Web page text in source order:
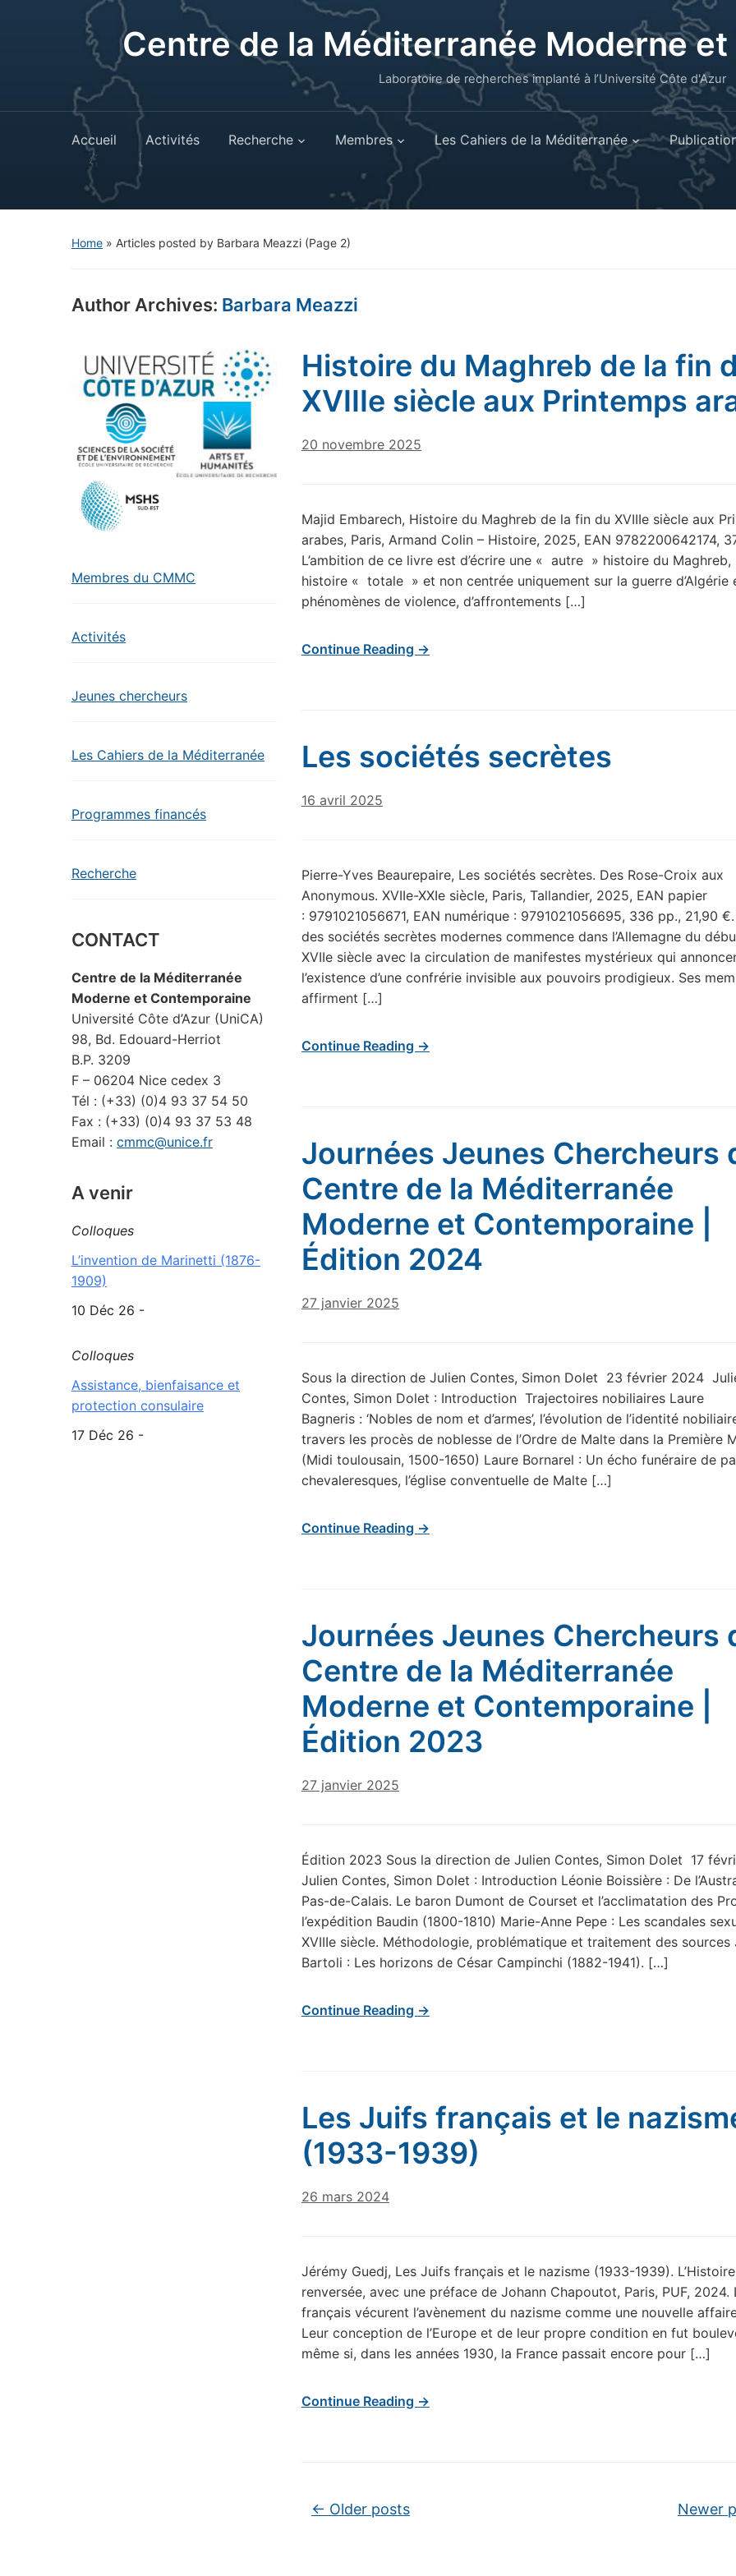
Centre de la Méditerranée Moderne
Laboratoire de recherches implanté à l’Université Côte d'Azur
Accueil Activités Recherche Membres Les Cahiers de la Méditerranée
Home » Articles posted by Barbara Meazzi (Page 2)
Author Archives: Barbara Meazzi
Membres du CMMC
Activités
Jeunes chercheurs
Les Cahiers de la Méditerranée
Programmes financés
Recherche
CONTACT
Centre de la Méditerranée
Moderne et Contemporaine
Université Côte d’Azur (UniCA)
98, Bd. Edouard-Herriot
B.P. 3209
F – 06204 Nice cedex 3
Tél : (+33) (0)4 93 37 54 50
Fax : (+33) (0)4 93 37 53 48
Email : cmmc@unice.fr
A venir
Colloques
L’invention de Marinetti (1876-
1909)
10 Déc 26 -
Colloques
Assistance, bienfaisance et
protection consulaire
17 Déc 26 -
Histoire du Maghreb de la fin
XVIIIe siècle aux Printemps
20 novembre 2025
Majid Embarech, Histoire du Maghreb de la fin du XVIIIe siècle aux
arabes, Paris, Armand Colin – Histoire, 2025, EAN 9782200642174,
L’ambition de ce livre est d’écrire une « autre » histoire du Maghreb,
histoire « totale » et non centrée uniquement sur la guerre d’Algérie
phénomènes de violence, d’affrontements […]
Continue Reading →
Les sociétés secrètes
16 avril 2025
Pierre-Yves Beaurepaire, Les sociétés secrètes. Des Rose-Croix aux
Anonymous. XVIIe-XXIe siècle, Paris, Tallandier, 2025, EAN papier
: 9791021056671, EAN numérique : 9791021056695, 336 pp., 21,90 €.
des sociétés secrètes modernes commence dans l’Allemagne du
XVIIe siècle avec la circulation de manifestes mystérieux qui
l’existence d’une confrérie invisible aux pouvoirs prodigieux. Ses
affirment […]
Continue Reading →
Journées Jeunes Chercheurs
Centre de la Méditerranée
Moderne et Contemporaine |
Édition 2024
27 janvier 2025
Sous la direction de Julien Contes, Simon Dolet 23 février 2024
Contes, Simon Dolet : Introduction Trajectoires nobiliaires Laure
Bagneris : ‘Nobles de nom et d’armes’, l’évolution de l’identité
travers les procès de noblesse de l’Ordre de Malte dans la Première
(Midi toulousain, 1500-1650) Laure Bornarel : Un écho funéraire de
chevaleresques, l’église conventuelle de Malte […]
Continue Reading →
Journées Jeunes Chercheurs
Centre de la Méditerranée
Moderne et Contemporaine |
Édition 2023
27 janvier 2025
Édition 2023 Sous la direction de Julien Contes, Simon Dolet 17
Julien Contes, Simon Dolet : Introduction Léonie Boissière : De
Pas-de-Calais. Le baron Dumont de Courset et l’acclimatation des
l’expédition Baudin (1800-1810) Marie-Anne Pepe : Les scandales
XVIIIe siècle. Méthodologie, problématique et traitement des sources
Bartoli : Les horizons de César Campinchi (1882-1941). […]
Continue Reading →
Les Juifs français et le
(1933-1939)
26 mars 2024
Jérémy Guedj, Les Juifs français et le nazisme (1933-1939). L’Histoire
renversée, avec une préface de Johann Chapoutot, Paris, PUF, 2024.
français vécurent l’avènement du nazisme comme une nouvelle
Leur conception de l’Europe et de leur propre condition en fut
même si, dans les années 1930, la France passait encore pour […]
Continue Reading →
Post navigation
← Older posts Newer